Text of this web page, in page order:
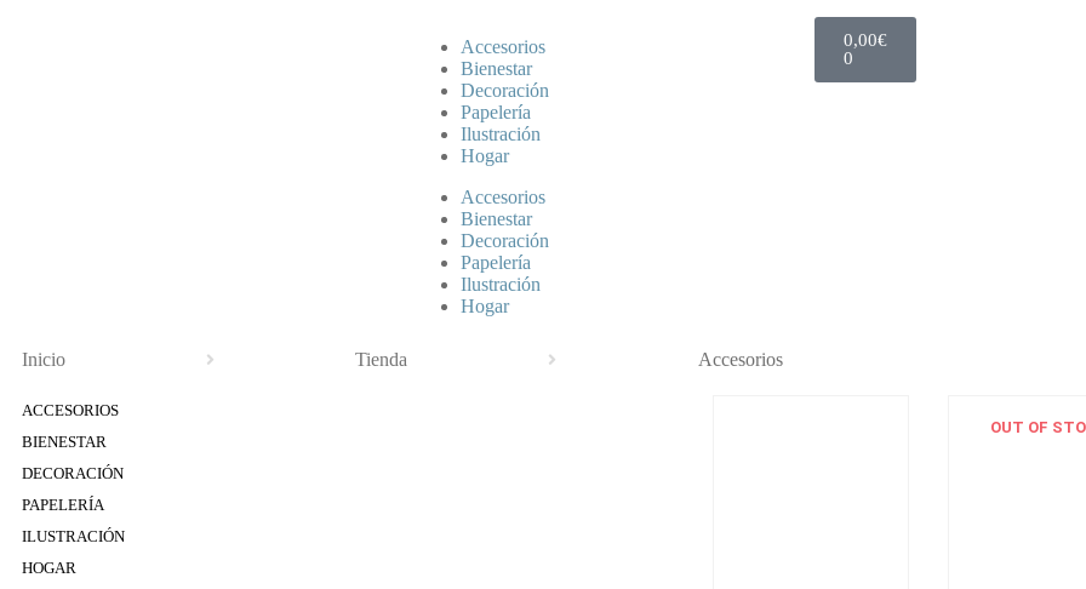
Accesorios
Bienestar
Decoración
Papelería
Ilustración
Hogar
Accesorios
Bienestar
Decoración
Papelería
Ilustración
Hogar
0,00€
0
Inicio Tienda Accesorios
ACCESORIOS
BIENESTAR
DECORACIÓN
PAPELERÍA
ILUSTRACIÓN
HOGAR
OUT OF